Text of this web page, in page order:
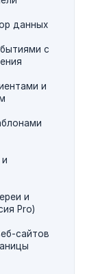
данных
с
и
и
Pro)
сайтов